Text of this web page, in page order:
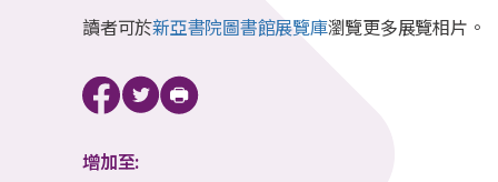
讀者可於新亞書院圖書館展覽庫瀏覽更多展覽相片。
增加至: